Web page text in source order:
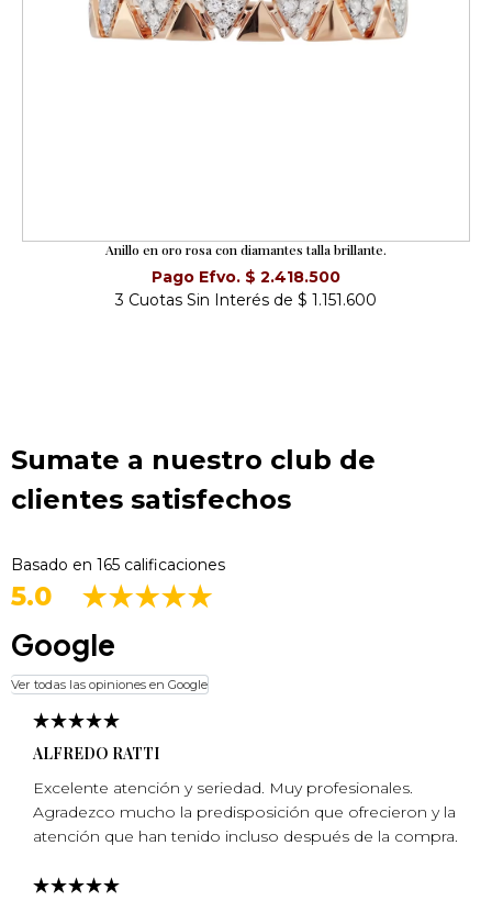
Anillo en oro rosa con diamantes talla brillante.
Pago Efvo. $ 2.418.500
3 Cuotas Sin Interés de $ 1.151.600
Sumate a nuestro club de
clientes satisfechos
Basado en 165 calificaciones
5.0
Google
Ver todas las opiniones en Google
ALFREDO RATTI
Excelente atención y seriedad. Muy profesionales.
Agradezco mucho la predisposición que ofrecieron y la
atención que han tenido incluso después de la compra.